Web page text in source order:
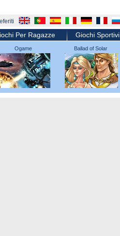
Per Ragazze Giochi Sportivi
Ogame Ballad of Solar